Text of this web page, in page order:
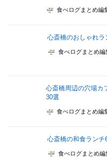
食べログまとめ編
心斎橋のおしゃれ
食べログまとめ編
心斎橋周辺の穴場カ
30選
食べログまとめ編
心斎橋の和食ラン
食べログまとめ編